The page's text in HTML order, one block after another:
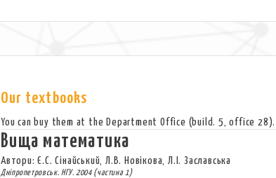
Our textbooks
You can buy them at the Department Office (build. 5, office 28).
Вища математика
Автори: Є.С. Сінайський, Л.В. Новікова, Л.І. Заславська
Дніпропетровськ. НГУ. 2004 (частина 1)